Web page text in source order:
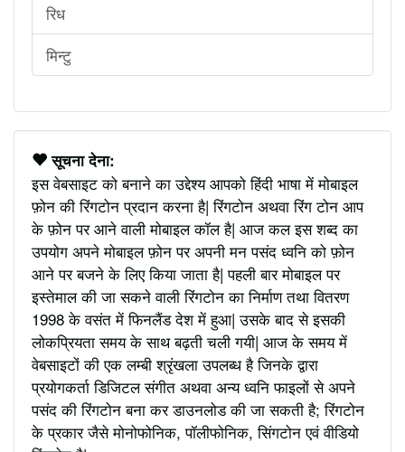
रिध
मिन्टु
सूचना देना:
इस वेबसाइट को बनाने का उद्देश्य आपको हिंदी भाषा में मोबाइल
फ़ोन की रिंगटोन प्रदान करना है| रिंगटोन अथवा रिंग टोन आप
के फ़ोन पर आने वाली मोबाइल कॉल है| आज कल इस शब्द का
उपयोग अपने मोबाइल फ़ोन पर अपनी मन पसंद ध्वनि को फ़ोन
आने पर बजने के लिए किया जाता है| पहली बार मोबाइल पर
इस्तेमाल की जा सकने वाली रिंगटोन का निर्माण तथा वितरण
1998 के वसंत में फिनलैंड देश में हुआ| उसके बाद से इसकी
लोकप्रियता समय के साथ बढ़ती चली गयी| आज के समय में
वेबसाइटों की एक लम्बी श्रृंखला उपलब्ध है जिनके द्वारा
प्रयोगकर्ता डिजिटल संगीत अथवा अन्य ध्वनि फाइलों से अपने
पसंद की रिंगटोन बना कर डाउनलोड की जा सकती है; रिंगटोन
के प्रकार जैसे मोनोफोनिक, पॉलीफोनिक, सिंगटोन एवं वीडियो